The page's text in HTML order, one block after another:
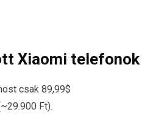
Xiaomi telefonok
csak 89,99$
Ft).